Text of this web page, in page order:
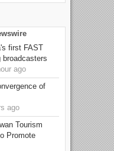
first FAST
broadcasters
ago
of
ago
Tourism
Promote